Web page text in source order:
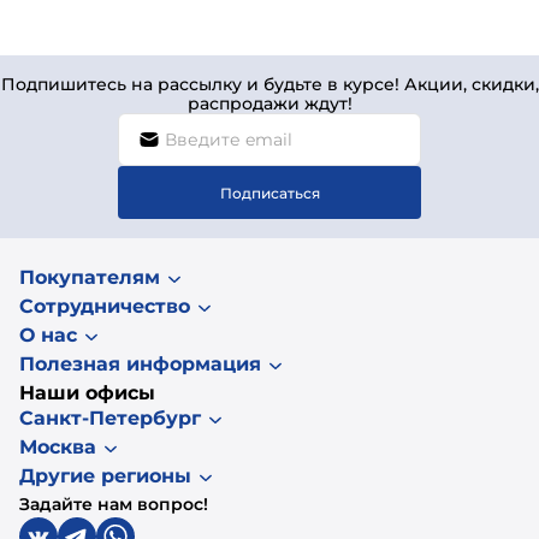
Подпишитесь на рассылку и будьте в курсе! Акции, скидки,
распродажи ждут!
Подписаться
Покупателям
Сотрудничество
О нас
Полезная информация
Наши офисы
Санкт-Петербург
Москва
Другие регионы
Задайте нам вопрос!